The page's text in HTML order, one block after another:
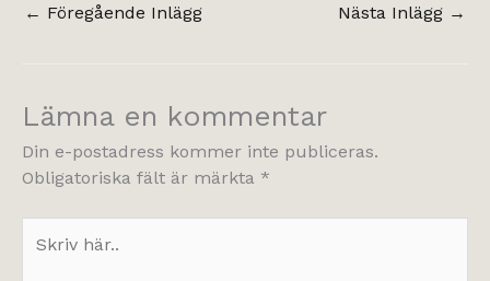
← Föregående Inlägg Nästa Inlägg →
Lämna en kommentar
Din e-postadress kommer inte publiceras.
Obligatoriska fält är märkta *
här..